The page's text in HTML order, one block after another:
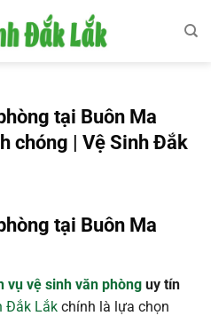
tại Buôn Ma
chóng | Vệ Sinh Đắk
tại Buôn Ma
vụ vệ sinh văn phòng uy tín
Đắk Lắk chính là lựa chọn